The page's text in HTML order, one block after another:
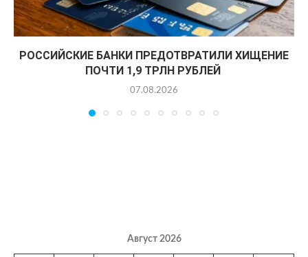
РОССИЙСКИЕ БАНКИ ПРЕДОТВРАТИЛИ ХИЩЕНИЕ
ПОЧТИ 1,9 ТРЛН РУБЛЕЙ
07.08.2026
Август 2026